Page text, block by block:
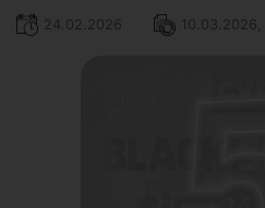
24.02.2026 10.03.2026,